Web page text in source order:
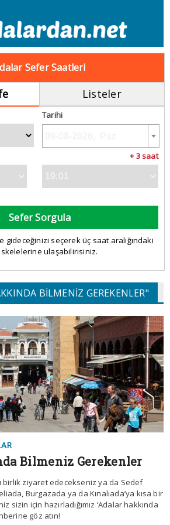
Sefer Saatleri
Listeler
Tarihi
+ 3 saat
Sefer Sorgula
gideceğinizi seçerek üç saat aralığındaki
ulaşabilirisiniz.
BILMENIZ GEREKENLER"
Bilmeniz Gerekenler
birlik ziyaret edecekseniz ya da Sedef
Burgazada ya da Kınalıada’ya kısa bir
sizin için hazırladığımız ‘Adalar hakkında
göz atın!